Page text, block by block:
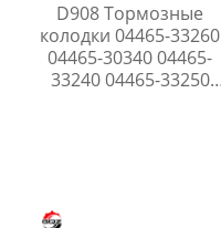
D908 Тормозные
колодки 04465-33260
04465-30340 04465-
33240 04465-33250